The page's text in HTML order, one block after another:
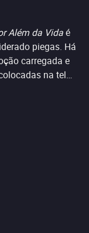
Além da Vidaé
piegas. Há
carregada e
na tela
não é
a história de